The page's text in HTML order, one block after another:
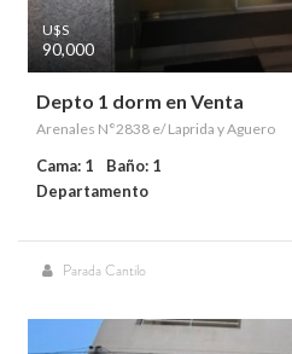
U$S
90,000
Depto 1 dorm en Venta
Arenales N°2838 e/ Laprida y Aguero
Cama: 1
Baño: 1
Departamento
Parada Cantilo